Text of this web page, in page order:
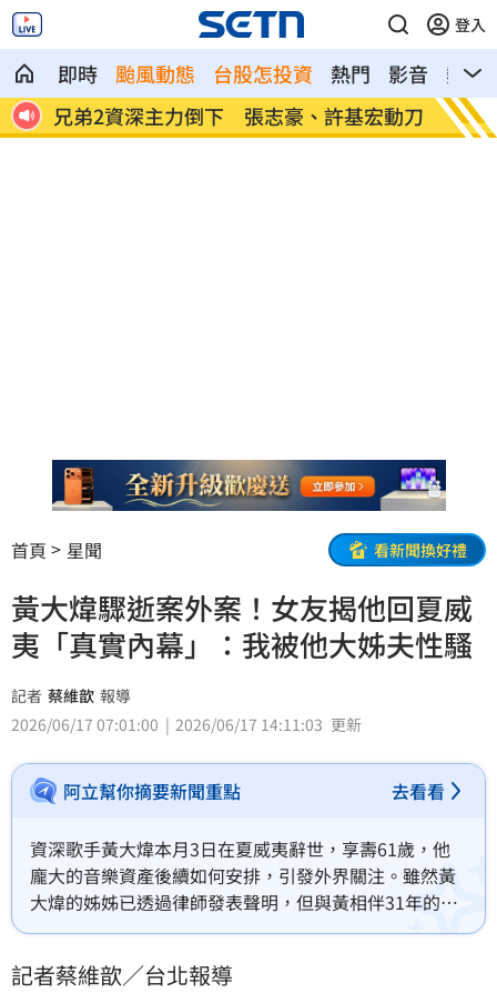
登入
即時 颱風動態 台股怎投資 熱門 影音
熱搜
現
兄弟2資深主力倒下 張志豪、許基宏動刀
美國
光
首頁 星聞 看新聞換好禮
黃大煒驟逝案外案！女友揭他回夏威
夷「真實內幕」：我被他大姊夫性騷
記者 蔡維歆 報導
2026/06/17 07:01:00
2026/06/17 14:11:03 更新
阿立幫你摘要新聞重點 去看看
資深歌手黃大煒本月3日在夏威夷辭世，享壽61歲，他
龐大的音樂資產後續如何安排，引發外界關注。雖然黃
大煒的姊姊已透過律師發表聲明，但與黃相伴31年的經
紀人女友Vicky提出諸多質疑，甚至指控2年前曾遭大姊
記者蔡維歆／台北報導